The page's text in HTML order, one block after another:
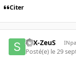
Citer
SFX-ZeuS
Posté(e) le 29